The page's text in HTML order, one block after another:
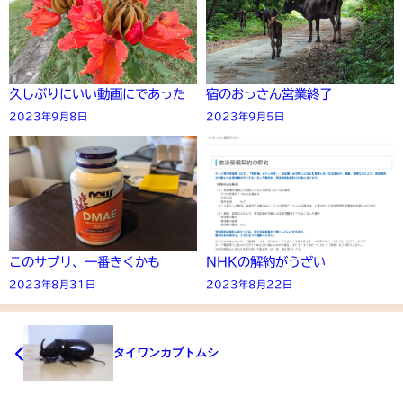
久しぶりにいい動画にであった
2023年9月8日
宿のおっさん営業終了
2023年9月5日
このサプリ、一番きくかも
2023年8月31日
NHKの解約がうざい
2023年8月22日
タイワンカブトムシ